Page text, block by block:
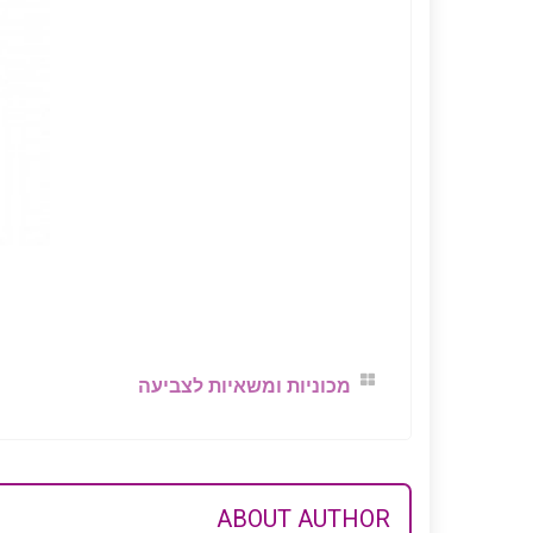
מכוניות ומשאיות לצביעה
ABOUT AUTHOR